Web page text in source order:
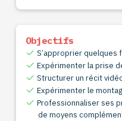
Objectifs
S’approprier quelques
Expérimenter la prise
Structurer un récit
Expérimenter le
Professionnaliser ses
de moyens